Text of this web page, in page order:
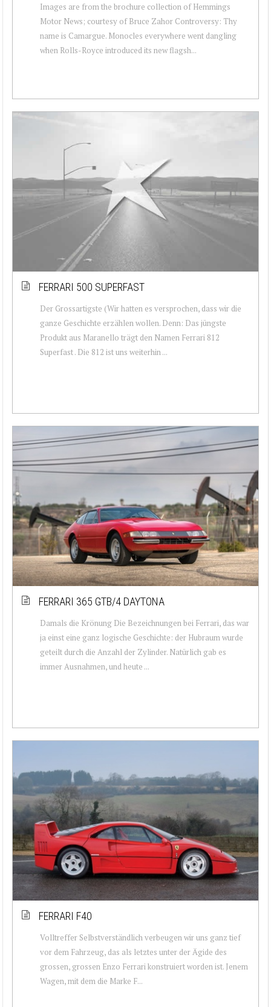
Images are from the brochure collection of Hemmings
Motor News; courtesy of Bruce Zahor Controversy: Thy
name is Camargue. Monocles everywhere went dangling
when Rolls-Royce introduced its new flagsh...
FERRARI 500 SUPERFAST
Der Grossartigste (Wir hatten es versprochen, dass wir die
ganze Geschichte erzählen wollen. Denn: Das jüngste
Produkt aus Maranello trägt den Namen Ferrari 812
Superfast . Die 812 ist uns weiterhin ...
FERRARI 365 GTB/4 DAYTONA
Damals die Krönung Die Bezeichnungen bei Ferrari, das war
ja einst eine ganz logische Geschichte: der Hubraum wurde
geteilt durch die Anzahl der Zylinder. Natürlich gab es
immer Ausnahmen, und heute ...
FERRARI F40
Volltreffer Selbstverständlich verbeugen wir uns ganz tief
vor dem Fahrzeug, das als letztes unter der Ägide des
grossen, grossen Enzo Ferrari konstruiert worden ist. Jenem
Wagen, mit dem die Marke F...